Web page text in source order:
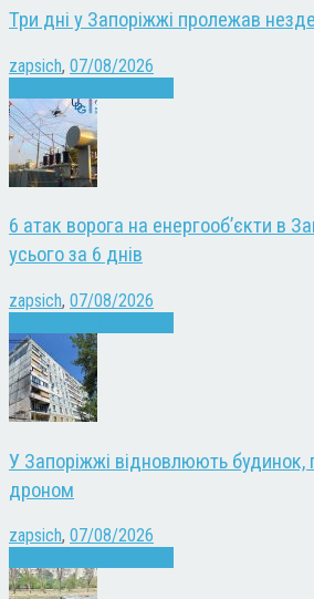
Три дні у Запоріжжі пролежав
zapsich, 07/08/2026
6 атак ворога на енергооб’єкти в
усього за 6 днів
zapsich, 07/08/2026
У Запоріжжі відновлюють
дроном
zapsich, 07/08/2026